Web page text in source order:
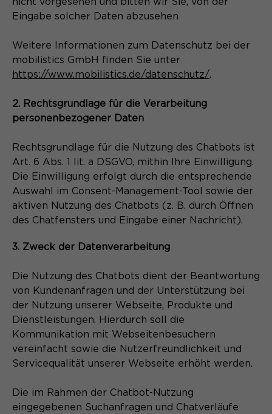
Eingabe solcher Daten abzusehen
Weitere Informationen zum Datenschutz bei der
mobilistics GmbH finden Sie unter
https://www.mobilistics.de/datenschutz/.
2. Rechtsgrundlage für die Verarbeitung
personenbezogener Daten
Rechtsgrundlage für die Nutzung des Chatbots ist
Art. 6 Abs. 1 lit. a DSGVO, mithin Ihre Einwilligung.
Die Einwilligung erfolgt durch die entsprechende
Auswahl im Consent-Management-Tool sowie der
aktiven Nutzung des Chatbots (z. B. durch Öffnen
des Chatfensters und Eingabe einer Nachricht).
3. Zweck der Datenverarbeitung
Die Nutzung des Chatbots dient der Beantwortung
von Kundenanfragen und der Unterstützung bei
der Nutzung unserer Webseite, Produkte und
Dienstleistungen. Hierdurch soll die
Kommunikation mit Webseitenbesuchern
vereinfacht sowie die Nutzerfreundlichkeit und
Servicequalität unserer Webseite erhöht werden.
Die im Rahmen der Chatbot-Nutzung
eingegebenen Suchanfragen und Chatverläufe